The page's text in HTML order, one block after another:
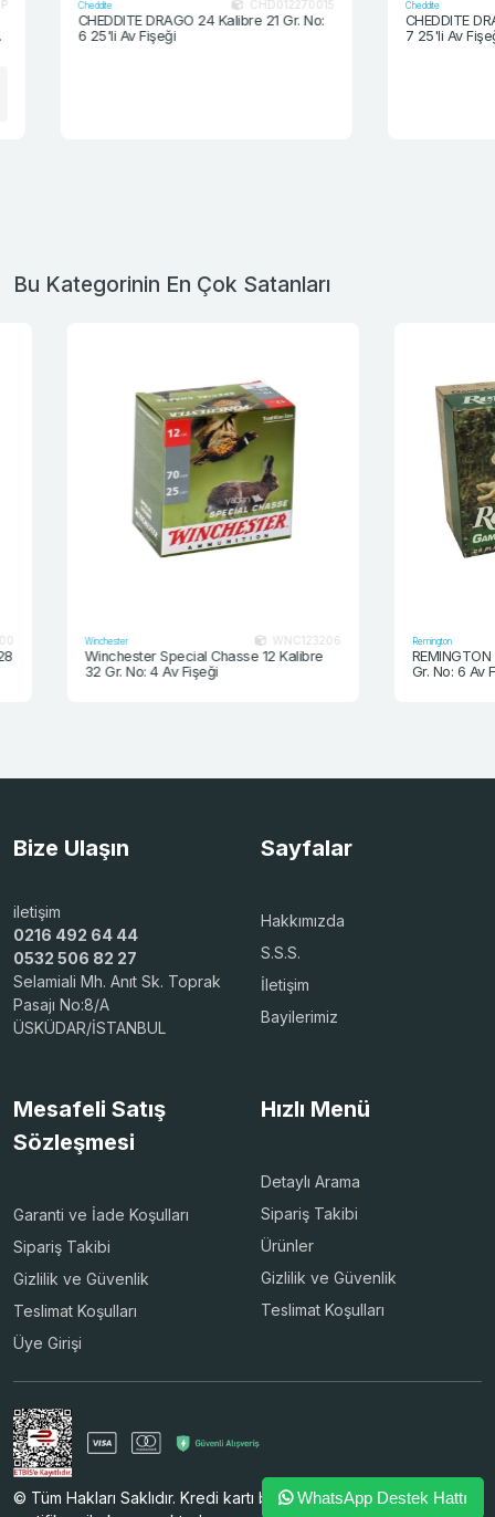
Cheddite CHD012270015
CHEDDITE DRAGO 24 Kalibre 21 Gr. No:
6 25'li Av Fişeği
Cheddite
CHEDDITE
7 25'li Av Fişeği
Bu Kategorinin En Çok Satanları
Winchester WNC123206
Winchester Special Chasse 12 Kalibre
32 Gr. No: 4 Av Fişeği
Remington
REMINGTON
Gr. No: 6 Av Fişeği
Bize Ulaşın
iletişim
0216 492 64 44
0532 506 82 27
Selamiali Mh. Anıt Sk. Toprak
Pasajı No:8/A
ÜSKÜDAR/İSTANBUL
Sayfalar
Hakkımızda
S.S.S.
İletişim
Bayilerimiz
Mesafeli Satış
Sözleşmesi
Garanti ve İade Koşulları
Sipariş Takibi
Gizlilik ve Güvenlik
Teslimat Koşulları
Üye Girişi
Hızlı Menü
Detaylı Arama
Sipariş Takibi
Ürünler
Gizlilik ve Güvenlik
Teslimat Koşulları
© Tüm Hakları Saklıdır. Kredi kartı bilgileriniz 256bit SSL
WhatsApp Destek Hattı